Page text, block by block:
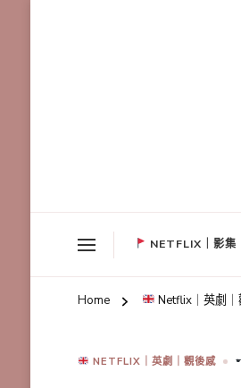
NETFLIX｜影集
Home Netflix｜英劇
NETFLIX｜英劇｜觀後感